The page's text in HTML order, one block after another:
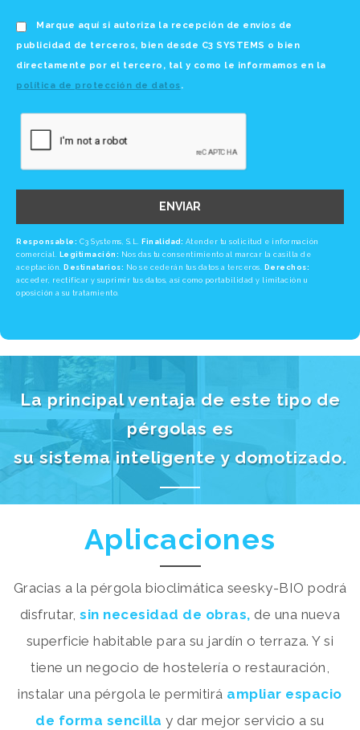
Marque aquí si autoriza la recepción de envíos de
publicidad de terceros, bien desde C3 SYSTEMS o bien
directamente por el tercero, tal y como le informamos en la
política de protección de datos.
ENVIAR
Responsable: C3 Systems, S.L. Finalidad: Atender tu solicitud e información
comercial. Legitimación: Nos das tu consentimiento al marcar la casilla de
aceptación. Destinatarios: No se cederán tus datos a terceros. Derechos:
acceder, rectificar y suprimir tus datos, así como portabilidad y limitación u
oposición a su tratamiento.
La principal ventaja de este tipo de
pérgolas es
su sistema inteligente y domotizado.
Aplicaciones
Gracias a la pérgola bioclimática seesky-BIO podrá
disfrutar,sin necesidad de obras, de una nueva
superficie habitable para su jardín o terraza. Y si
tiene un negocio de hostelería o restauración,
instalar una pérgola le permitirá ampliar espacio
de forma sencilla y dar mejor servicio a su